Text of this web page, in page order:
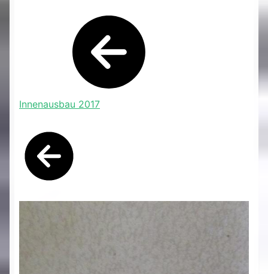
Innenausbau 2017